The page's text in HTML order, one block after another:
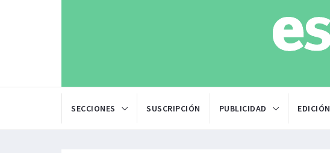
SECCIONES SUSCRIPCIÓN PUBLICIDAD